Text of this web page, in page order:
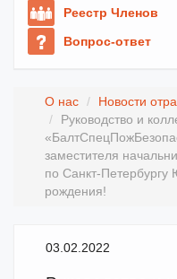
Реестр Членов
Вопрос-ответ
О нас
Новости
Руководство и
заместителя
по Санкт-
рождения!
03.02.2022